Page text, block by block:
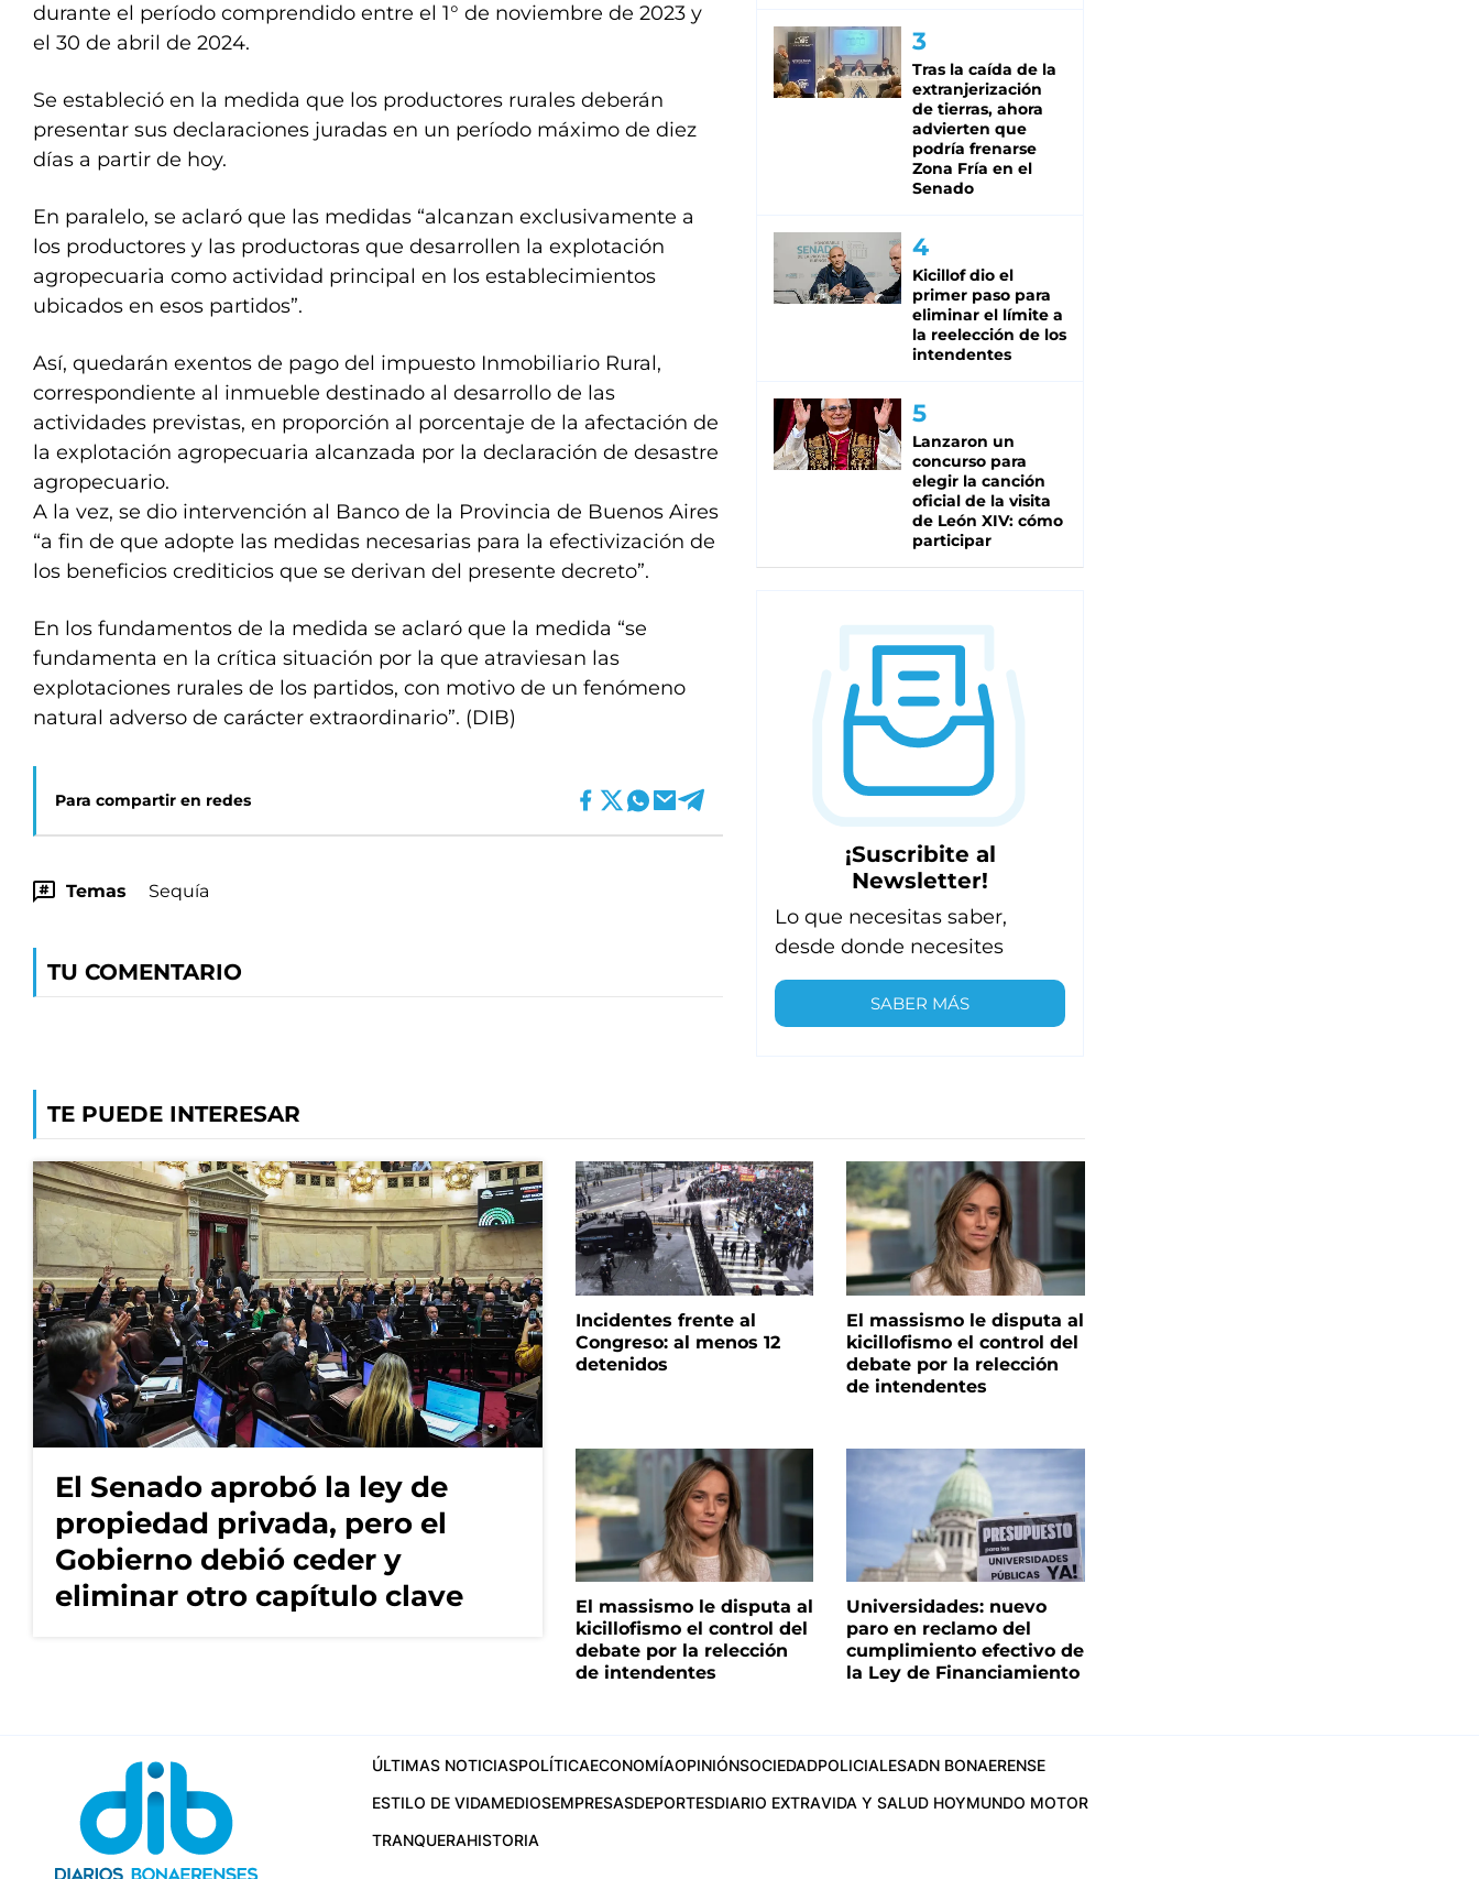
durante el período comprendido entre el 1° de noviembre de 2023 y
el 30 de abril de 2024.
Se estableció en la medida que los productores rurales deberán
presentar sus declaraciones juradas en un período máximo de diez
días a partir de hoy.
En paralelo, se aclaró que las medidas “alcanzan exclusivamente a
los productores y las productoras que desarrollen la explotación
agropecuaria como actividad principal en los establecimientos
ubicados en esos partidos”.
Así, quedarán exentos de pago del impuesto Inmobiliario Rural,
correspondiente al inmueble destinado al desarrollo de las
actividades previstas, en proporción al porcentaje de la afectación de
la explotación agropecuaria alcanzada por la declaración de desastre
agropecuario.
A la vez, se dio intervención al Banco de la Provincia de Buenos Aires
“a fin de que adopte las medidas necesarias para la efectivización de
los beneficios crediticios que se derivan del presente decreto”.
En los fundamentos de la medida se aclaró que la medida “se
fundamenta en la crítica situación por la que atraviesan las
explotaciones rurales de los partidos, con motivo de un fenómeno
natural adverso de carácter extraordinario”. (DIB)
Para compartir en redes
Temas Sequía
TU COMENTARIO
Tras la caída de la
extranjerización
de tierras, ahora
advierten que
podría frenarse
Zona Fría en el
Senado
Kicillof dio el
primer paso para
eliminar el límite a
la reelección de los
intendentes
Lanzaron un
concurso para
elegir la canción
oficial de la visita
de León XIV: cómo
participar
¡Suscribite al
Newsletter!
Lo que necesitas saber,
desde donde necesites
SABER MÁS
TE PUEDE INTERESAR
El Senado aprobó la ley de
propiedad privada, pero el
Gobierno debió ceder y
eliminar otro capítulo clave
Incidentes frente al
Congreso: al menos 12
detenidos
El massismo le disputa al
kicillofismo el control del
debate por la relección
de intendentes
El massismo le disputa al
kicillofismo el control del
debate por la relección
de intendentes
Universidades: nuevo
paro en reclamo del
cumplimiento efectivo de
la Ley de Financiamiento
ÚLTIMAS NOTICIASPOLÍTICAECONOMÍAOPINIÓNSOCIEDADPOLICIALESADN BONAERENSE
ESTILO DE VIDAMEDIOSEMPRESASDEPORTESDIARIO EXTRAVIDA Y SALUD HOYMUNDO MOTOR
TRANQUERAHISTORIA